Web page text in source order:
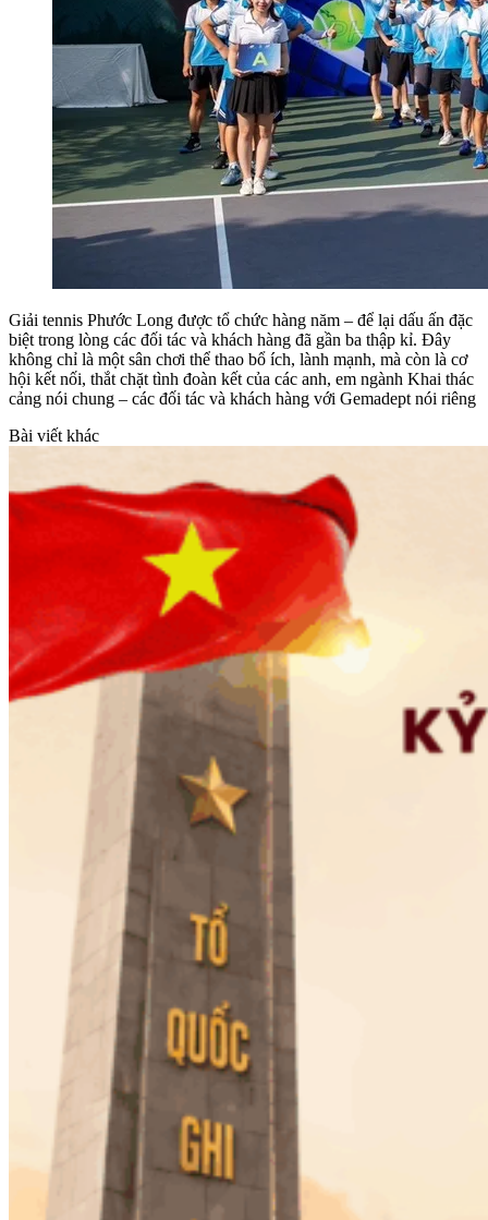
Giải tennis Phước Long được tổ chức hàng năm – để lại dấu ấn đặc
biệt trong lòng các đối tác và khách hàng đã gần ba thập kỉ. Đây
không chỉ là một sân chơi thể thao bổ ích, lành mạnh, mà còn là cơ
hội kết nối, thắt chặt tình đoàn kết của các anh, em ngành Khai thác
cảng nói chung – các đối tác và khách hàng với Gemadept nói riêng
Bài viết khác